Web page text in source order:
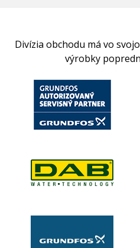
Divízia obchodu má vo
výrobky